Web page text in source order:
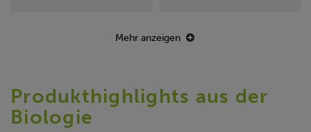
Mehr anzeigen
Produkthighlights aus der
Biologie